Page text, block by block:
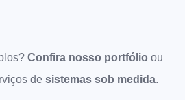
Confira nosso portfólio ou
de sistemas sob medida.